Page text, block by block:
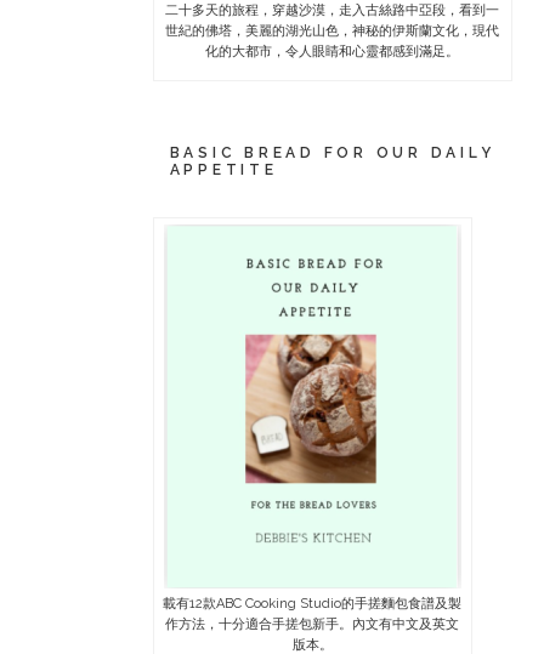
二十多天的旅程，穿越沙漠，走入古絲路中亞段，看到一
世紀的佛塔，美麗的湖光山色，神秘的伊斯蘭文化，現代
化的大都市，令人眼睛和心靈都感到滿足。
BASIC BREAD FOR OUR DAILY
APPETITE
載有12款ABC Cooking Studio的手搓麵包食譜及製
作方法，十分適合手搓包新手。內文有中文及英文
版本。